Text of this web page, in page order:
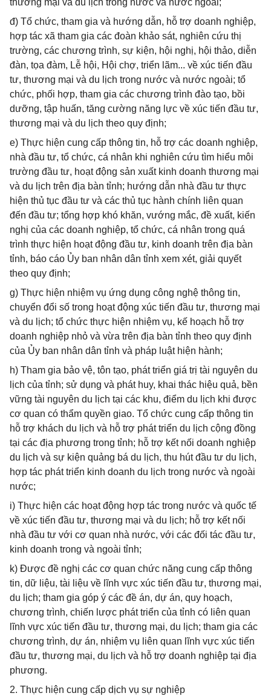
thương mại và du lịch trong nước và nước ngoài;
đ) Tổ chức, tham gia và hướng dẫn, hỗ trợ doanh nghiệp,
hợp tác xã tham gia các đoàn khảo sát, nghiên cứu thị
trường, các chương trình, sự kiện, hội nghị, hội thảo, diễn
đàn, tọa đàm, Lễ hội, Hội chợ, triển lãm... về xúc tiến đầu
tư, thương mại và du lịch trong nước và nước ngoài; tổ
chức, phối hợp, tham gia các chương trình đào tạo, bồi
dưỡng, tập huấn, tăng cường năng lực về xúc tiến đầu tư,
thương mại và du lịch theo quy định;
e) Thực hiện cung cấp thông tin, hỗ trợ các doanh nghiệp,
nhà đầu tư, tổ chức, cá nhân khi nghiên cứu tìm hiểu môi
trường đầu tư, hoạt động sản xuất kinh doanh thương mại
và du lịch trên địa bàn tỉnh; hướng dẫn nhà đầu tư thực
hiện thủ tục đầu tư và các thủ tục hành chính liên quan
đến đầu tư; tổng hợp khó khăn, vướng mắc, đề xuất, kiến
nghị của các doanh nghiệp, tổ chức, cá nhân trong quá
trình thực hiện hoạt động đầu tư, kinh doanh trên địa bàn
tỉnh, báo cáo Ủy ban nhân dân tỉnh xem xét, giải quyết
theo quy định;
g) Thực hiện nhiệm vụ ứng dụng công nghệ thông tin,
chuyển đổi số trong hoạt động xúc tiến đầu tư, thương mại
và du lịch; tổ chức thực hiện nhiệm vụ, kế hoạch hỗ trợ
doanh nghiệp nhỏ và vừa trên địa bàn tỉnh theo quy định
của Ủy ban nhân dân tỉnh và pháp luật hiện hành;
h) Tham gia bảo vệ, tôn tạo, phát triển giá trị tài nguyên du
lịch của tỉnh; sử dụng và phát huy, khai thác hiệu quả, bền
vững tài nguyên du lịch tại các khu, điểm du lịch khi được
cơ quan có thẩm quyền giao. Tổ chức cung cấp thông tin
hỗ trợ khách du lịch và hỗ trợ phát triển du lịch cộng đồng
tại các địa phương trong tỉnh; hỗ trợ kết nối doanh nghiệp
du lịch và sự kiện quảng bá du lịch, thu hút đầu tư du lịch,
hợp tác phát triển kinh doanh du lịch trong nước và ngoài
nước;
i) Thực hiện các hoạt động hợp tác trong nước và quốc tế
về xúc tiến đầu tư, thương mại và du lịch; hỗ trợ kết nối
nhà đầu tư với cơ quan nhà nước, với các đối tác đầu tư,
kinh doanh trong và ngoài tỉnh;
k) Được đề nghị các cơ quan chức năng cung cấp thông
tin, dữ liệu, tài liệu về lĩnh vực xúc tiến đầu tư, thương mại,
du lịch; tham gia góp ý các đề án, dự án, quy hoạch,
chương trình, chiến lược phát triển của tỉnh có liên quan
lĩnh vực xúc tiến đầu tư, thương mại, du lịch; tham gia các
chương trình, dự án, nhiệm vụ liên quan lĩnh vực xúc tiến
đầu tư, thương mại, du lịch và hỗ trợ doanh nghiệp tại địa
phương.
2. Thực hiện cung cấp dịch vụ sự nghiệp